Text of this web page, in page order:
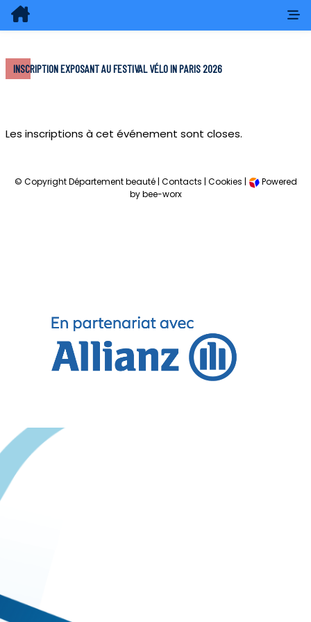
INSCRIPTION EXPOSANT AU FESTIVAL VÉLO IN PARIS 2026
Les inscriptions à cet événement sont closes.
© Copyright Département beauté | Contacts | Cookies |
Powered
by bee-worx